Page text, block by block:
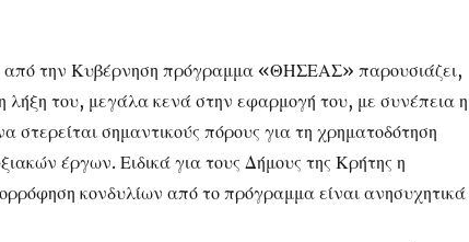
από την Κυβέρνηση πρόγραμμα «ΘΗΣΕΑΣ» παρουσιάζει,
λήξη του, μεγάλα κενά στην εφαρμογή του, με συνέπεια η
στερείται σημαντικούς πόρους για τη χρηματοδότηση
έργων. Ειδικά για τους Δήμους της Κρήτης η
κονδυλίων από το πρόγραμμα είναι ανησυχητικά